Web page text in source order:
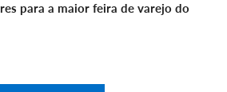
para a maior feira de varejo do